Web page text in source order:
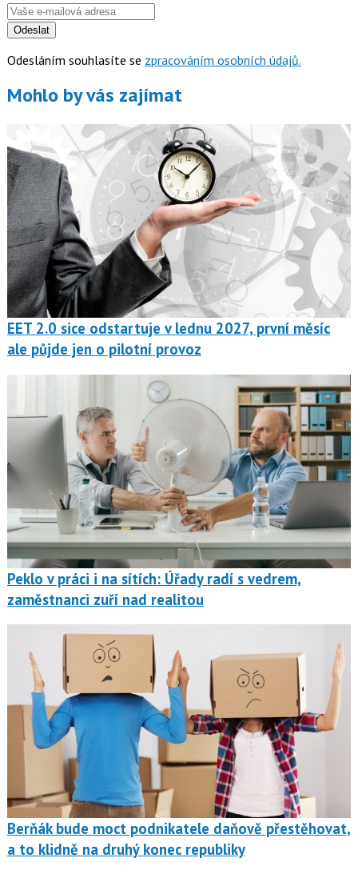
Odeslat
Odesláním souhlasíte se zpracováním osobních údajů.
Mohlo by vás zajímat
EET 2.0 sice odstartuje v lednu 2027, první měsíc
ale půjde jen o pilotní provoz
Peklo v práci i na sítích: Úřady radí s vedrem,
zaměstnanci zuří nad realitou
Berňák bude moct podnikatele daňově přestěhovat,
a to klidně na druhý konec republiky